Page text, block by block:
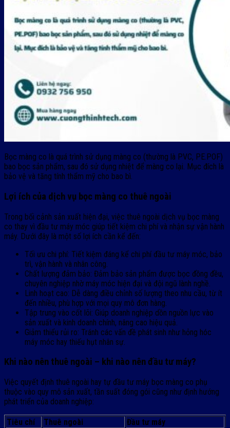
Bọc màng co là quá trình sử dụng màng co (thường là PVC, PE.POF)
bao bọc sản phẩm, sau đó sử dụng nhiệt để màng co lại. Mục đích là
bảo vệ và tăng tính thẩm mỹ cho bao bì.
Lợi ích của dịch vụ bọc màng co thuê ngoài
Trong bối cảnh sản xuất hiện đại, việc thuê ngoài dịch vụ bọc màng
co thay vì đầu tư máy móc giúp tiết kiệm chi phí và nhận sự vận hành
máy. Dưới đây là một số lợi ích cần kể đến:
Tối ưu chi phí: Tiết kiệm đáng kể chi phí đầu tư máy móc, bảo
trì, vận hành và nhân công.
Chất lượng đảm bảo: Đảm bảo sản phẩm được bọc đồng đều,
chuyên nghiệp nhờ máy móc hiện đại và đội ngũ lành nghề.
Linh hoạt cao: Dễ dàng điều chỉnh số lượng theo nhu cầu, từ ít
đến nhiều, phù hợp với mọi quy mô đơn hàng.
Tập trung vào cốt lõi: Giúp doanh nghiệp dồn nguồn lực vào
sản xuất và kinh doanh chính, nâng cao hiệu quả.
Giảm thiểu rủi ro: Tránh các vấn đề phát sinh như hỏng hóc
máy móc hay thiếu hụt nhân sự.
Khi nào nên thuê ngoài – khi nào nên đầu tư máy?
Việc quyết định thuê ngoài hay tự đầu tư máy bọc màng co phụ
thuộc vào quy mô sản xuất, tần suất đóng gói cũng như định hướng
phát triển của doanh nghiệp:
Tiêu chí Thuê ngoài
Đầu tư máy